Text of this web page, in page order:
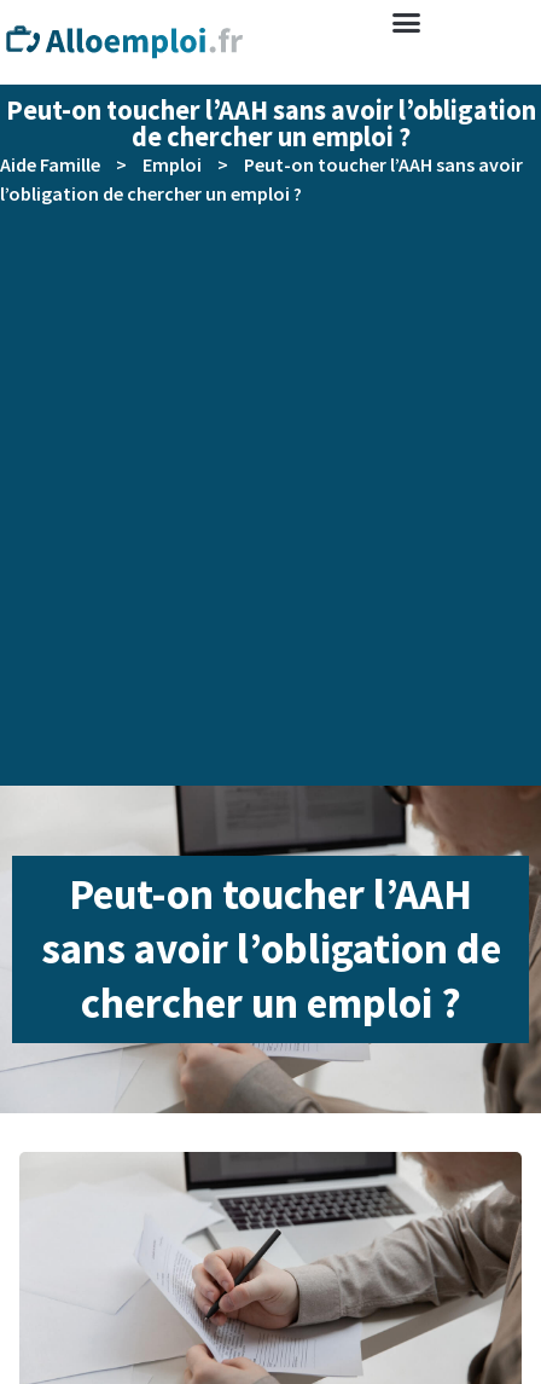
Peut-on toucher l’AAH sans avoir l’obligation
de chercher un emploi ?
Aide Famille > Emploi >
Peut-on toucher l’AAH sans avoir
l’obligation de chercher un emploi ?
Peut-on toucher l’AAH
sans avoir l’obligation de
chercher un emploi ?